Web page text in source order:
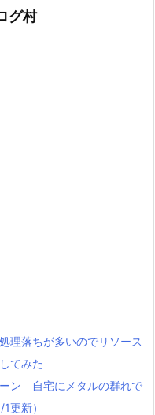
グ村
理落ちが多いのでリソース
てみた
ン 自宅にメタルの群れで
更新）